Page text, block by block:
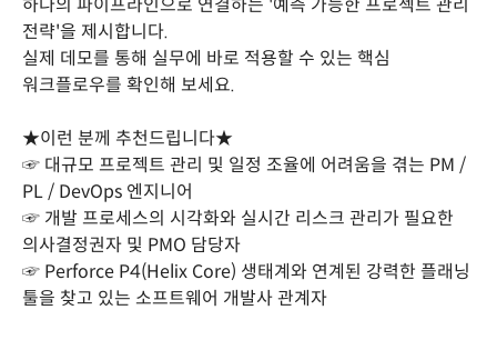
하나의 파이프라인으로 연결하는 '예측 가능한 프로젝트 관리
전략'을 제시합니다.
실제 데모를 통해 실무에 바로 적용할 수 있는 핵심
워크플로우를 확인해 보세요.
★이런 분께 추천드립니다★
☞ 대규모 프로젝트 관리 및 일정 조율에 어려움을 겪는 PM /
PL / DevOps 엔지니어
☞ 개발 프로세스의 시각화와 실시간 리스크 관리가 필요한
의사결정권자 및 PMO 담당자
☞ Perforce P4(Helix Core) 생태계와 연계된 강력한 플래닝
툴을 찾고 있는 소프트웨어 개발사 관계자